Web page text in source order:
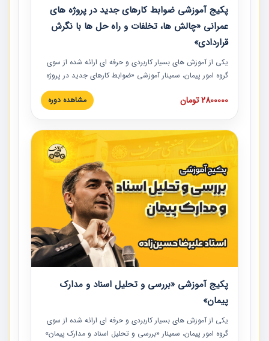
پکیج آموزشی ضوابط کارهای جدید در پروژه های
عمرانی «چالش ها، تخلفات و راه حل ها با نگرش
قراردادی»
یکی از آموزش‏‏‏‏‏‏ های بسیار کاربردی و حرفه‏ ای ارائه شده از سوی
گروه امور پیمان، سمینار آموزشی «ضوابط کارهای جدید در پروژه
های عمرانی» چالش ها، تخلفات و راه حل ها با نگرش قراردادی
است که در محل سندیکای شرکت های ساختمانی کشور ارائه شد.
مدارک پیمان به همراه تجربیات عملی ارائه شده است.
2800000 تومان مشاهده دوره
پکیج آموزشی «بررسی و تحلیل اسناد و مدارک
پیمان»
یکی از آموزش‏‏‏‏‏‏ های بسیار کاربردی و حرفه‏ ای ارائه شده از سوی
گروه امور پیمان، سمینار «بررسی و تحلیل اسناد و مدارک پیمان»